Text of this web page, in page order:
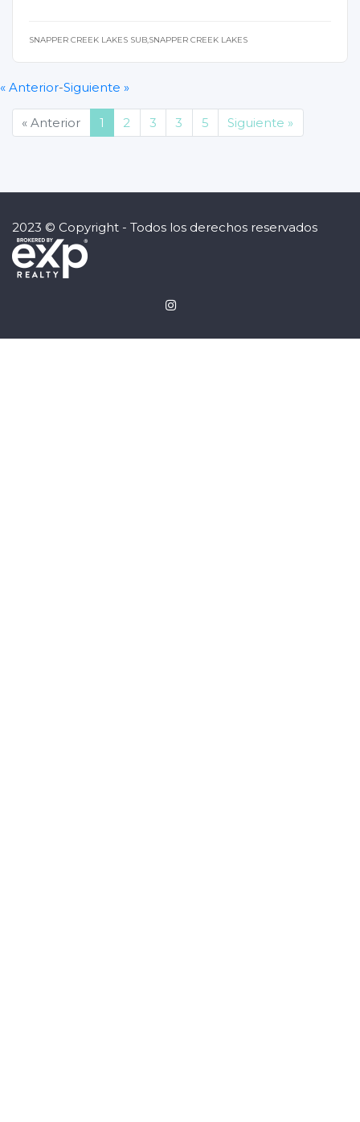
SNAPPER CREEK LAKES SUB,SNAPPER CREEK LAKES
« Anterior-Siguiente »
« Anterior 1 (current)
2 3 3 5 Siguiente »
2023 © Copyright - Todos los derechos reservados